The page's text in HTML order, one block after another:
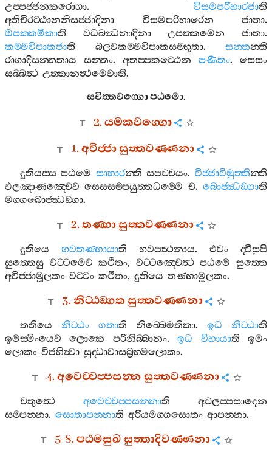
උප‍්පජ‍්ජනකරොගා. විසමපරිහාරජාති
අතිචිරට‍්ඨානනිසජ‍්ජාදිනා
විසමපරිහාරෙන ජාතා.
ඔපක‍්කමිකාති වධබන්‍ධනාදිනා උපක‍්කමෙන ජාතා.
කම‍්මවිපාකජාති බලවකම‍්මවිපාකසම‍්භූතා. සන‍්තන‍්ති
රාගාදිසන‍්තතාය
සන‍්තං. අතප‍්පකට‍්ඨෙන පණීතං. සෙසං
සබ‍්බත්‍ථ උත‍්තානත්‍ථමෙවාති.
සචිත‍්තවග‍්ගොපඨමො.
2.යමකවග‍්ගො
1.අවිජ‍්ජාසුත‍්තවණ‍්ණනා
දුතියස‍්ස පඨමෙ සාහාරන‍්ති සපච‍්චයං. විජ‍්ජාවිමුත‍්තින‍්ති
ඵලඤාණඤ‍්චෙව සෙසසම‍්පයුත‍්තධම‍්මෙ ච.බොජ‍්ඣඞ‍්ගාති
මග‍්ගබොජ‍්ඣඞ‍්ගා.
2.තණ‍්හාසුත‍්තවණ‍්ණනා
දුතියෙ භවතණ‍්හායාති භවපත්‍ථනාය. එවං
ද‍්වීසුපි
සුත‍්තෙසු වට‍්ටමෙව කථිතං, වට‍්ටඤ‍්චෙත්‍ථ පඨමෙ සුත‍්තෙ
අවිජ‍්ජාමූලකං වට‍්ටං කථිතං, දුතියෙ තණ‍්හාමූලකං.
3.නිට‍්ඨඞ‍්ගතසුත‍්තවණ‍්ණනා
තතියෙ නිට‍්ඨං ගතාති නිබ‍්බෙමතිකා. ඉධ නිට‍්ඨාති
ඉමස‍්මිංයෙව
ලොකෙ පරිනිබ‍්බානං.ඉධ විහායාති
ඉමං
ලොකං විජහිත්‍වා සුද‍්ධාවාසබ්‍රහ‍්මලොකං.
4.අවෙච‍්චප‍්පසන‍්නසුත‍්තවණ‍්ණනා
චතුත්‍ථෙ අවෙච‍්චප‍්පසන‍්නාති
අචලප‍්පසාදෙන
සම‍්පන‍්නා. සොතාපන‍්නාති අරියමග‍්ගසොතං ආපන‍්නා.
5-8.පඨමසුඛසුත‍්තාදිවණ‍්ණනා